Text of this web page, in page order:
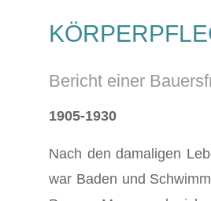
Bericht einer
1905-1930
Nach den damaligen
war Baden und